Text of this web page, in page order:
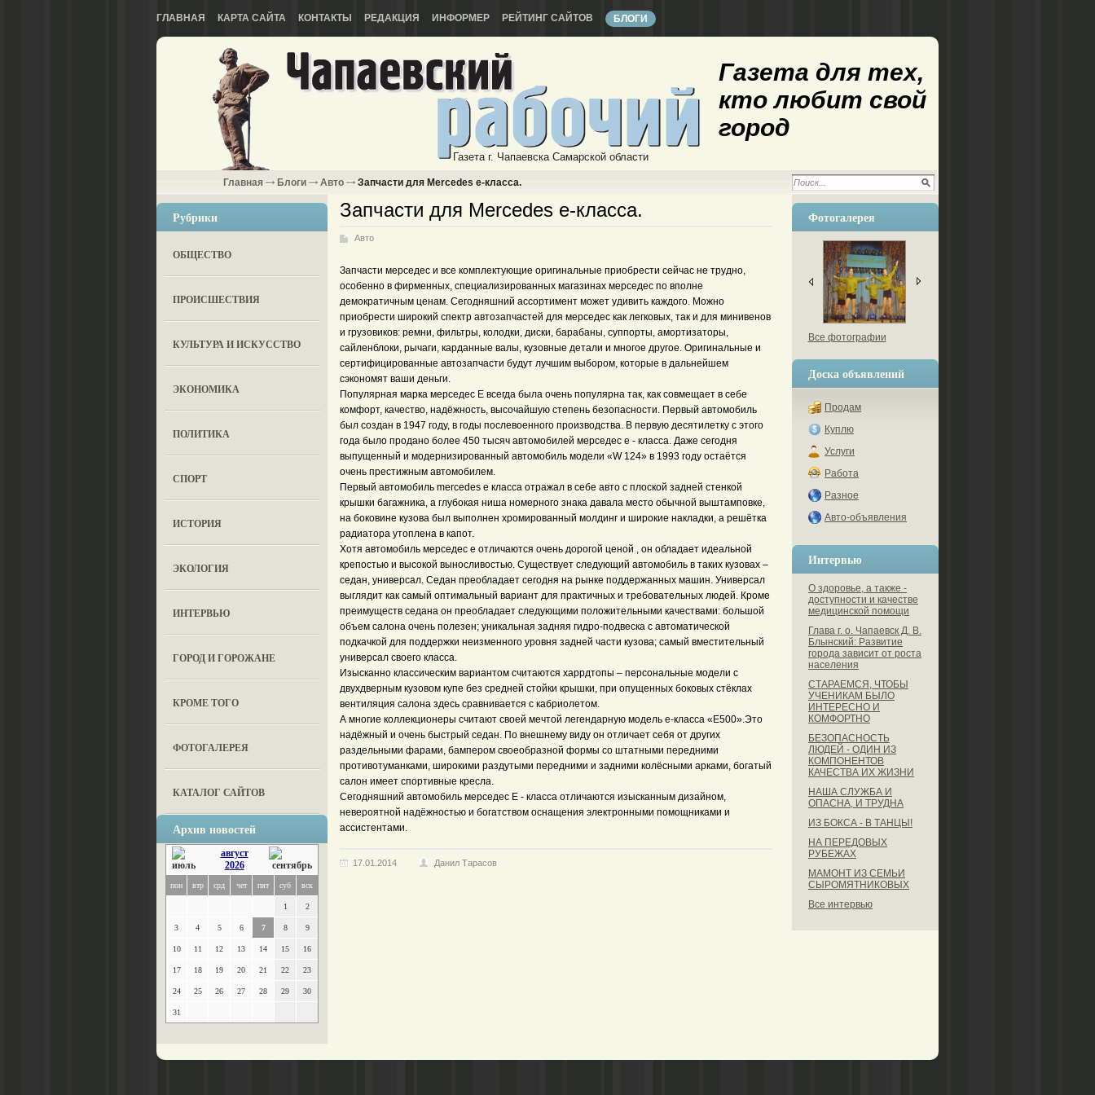
ГЛАВНАЯ КАРТА САЙТА КОНТАКТЫ РЕДАКЦИЯ ИНФОРМЕР РЕЙТИНГ САЙТОВ БЛОГИ
Газета г. Чапаевска Самарской области
Газета для тех,
кто любит свой
город
Главная Блоги Авто Запчасти для Mercedes e-класса.
Рубрики
ОБЩЕСТВО
ПРОИСШЕСТВИЯ
КУЛЬТУРА И ИСКУССТВО
ЭКОНОМИКА
ПОЛИТИКА
СПОРТ
ИСТОРИЯ
ЭКОЛОГИЯ
ИНТЕРВЬЮ
ГОРОД И ГОРОЖАНЕ
КРОМЕ ТОГО
ФОТОГАЛЕРЕЯ
КАТАЛОГ САЙТОВ
Архив новостей
август
2026
пон втр срд чет пят суб вск
1 2
3 4 5 6 7 8 9
10 11 12 13 14 15 16
17 18 19 20 21 22 23
24 25 26 27 28 29 30
31
Запчасти для Mercedes e-класса.
Авто
Запчасти мерседес и все комплектующие оригинальные приобрести сейчас не трудно,
особенно в фирменных, специализированных магазинах мерседес по вполне
демократичным ценам. Сегодняшний ассортимент может удивить каждого. Можно
приобрести широкий спектр автозапчастей для мерседес как легковых, так и для минивенов
и грузовиков: ремни, фильтры, колодки, диски, барабаны, суппорты, амортизаторы,
сайленблоки, рычаги, карданные валы, кузовные детали и многое другое. Оригинальные и
сертифицированные автозапчасти будут лучшим выбором, которые в дальнейшем
сэкономят ваши деньги.
Популярная марка мерседес Е всегда была очень популярна так, как совмещает в себе
комфорт, качество, надёжность, высочайшую степень безопасности. Первый автомобиль
был создан в 1947 году, в годы послевоенного производства. В первую десятилетку с этого
года было продано более 450 тысяч автомобилей мерседес е - класса. Даже сегодня
выпущенный и модернизированный автомобиль модели «W 124» в 1993 году остаётся
очень престижным автомобилем.
Первый автомобиль mercedes e класса отражал в себе авто с плоской задней стенкой
крышки багажника, а глубокая ниша номерного знака давала место обычной выштамповке,
на боковине кузова был выполнен хромированный молдинг и широкие накладки, а решётка
радиатора утоплена в капот.
Хотя автомобиль мерседес е отличаются очень дорогой ценой , он обладает идеальной
крепостью и высокой выносливостью. Существует следующий автомобиль в таких кузовах –
седан, универсал. Седан преобладает сегодня на рынке поддержанных машин. Универсал
выглядит как самый оптимальный вариант для практичных и требовательных людей. Кроме
преимуществ седана он преобладает следующими положительными качествами: большой
объем салона очень полезен; уникальная задняя гидро-подвеска с автоматической
подкачкой для поддержки неизменного уровня задней части кузова; самый вместительный
универсал своего класса.
Изысканно классическим вариантом считаются харрдтопы – персональные модели с
двухдверным кузовом купе без средней стойки крышки, при опущенных боковых стёклах
вентиляция салона здесь сравнивается с кабриолетом.
А многие коллекционеры считают своей мечтой легендарную модель е-класса «Е500».Это
надёжный и очень быстрый седан. По внешнему виду он отличает себя от других
раздельными фарами, бампером своеобразной формы со штатными передними
противотуманками, широкими раздутыми передними и задними колёсными арками, богатый
салон имеет спортивные кресла.
Сегодняшний автомобиль мерседес Е - класса отличаются изысканным дизайном,
невероятной надёжностью и богатством оснащения электронными помощниками и
ассистентами.
17.01.2014 Данил Тарасов
Фотогалерея
Все фотографии
Доска объявлений
Продам
Куплю
Услуги
Работа
Разное
Авто-объявления
Интервью
О здоровье, а также -
доступности и качестве
медицинской помощи
Глава г. о. Чапаевск Д. В.
Блынский: Развитие
города зависит от роста
населения
СТАРАЕМСЯ, ЧТОБЫ
УЧЕНИКАМ БЫЛО
ИНТЕРЕСНО И
КОМФОРТНО
БЕЗОПАСНОСТЬ
ЛЮДЕЙ - ОДИН ИЗ
КОМПОНЕНТОВ
КАЧЕСТВА ИХ ЖИЗНИ
НАША СЛУЖБА И
ОПАСНА, И ТРУДНА
ИЗ БОКСА - В ТАНЦЫ!
НА ПЕРЕДОВЫХ
РУБЕЖАХ
МАМОНТ ИЗ СЕМЬИ
СЫРОМЯТНИКОВЫХ
Все интервью